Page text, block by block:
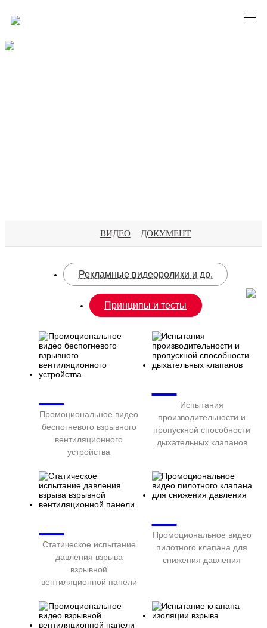
MATERIAL
материал
Дом материал -видео -Принципы и тесты
ВИДЕО ДОКУМЕНТ
Рекламные видеоролики и др.
Принципы и тесты
Промоциональное видео
беспогневого взрывного
вентиляционного
устройства
Испытания
производительности и
пропускной способности
дыхательных клапанов
Статическое испытание
давления взрыва
взрывной
вентиляционной панели
Промоциональное видео
пилотного клапана для
снижения давления